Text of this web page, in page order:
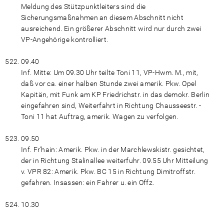
Meldung des Stützpunktleiters sind die
Sicherungsmaßnahmen an diesem Abschnitt nicht
ausreichend. Ein größerer Abschnitt wird nur durch zwei
VP-Angehörige kontrolliert.
09.40
Inf. Mitte: Um 09.30 Uhr teilte Toni 11, VP-Hwm. M., mit,
daß vor ca. einer halben Stunde zwei amerik. Pkw. Opel
Kapitän, mit Funk am KP Friedrichstr. in das demokr. Berlin
eingefahren sind, Weiterfahrt in Richtung Chausseestr. -
Toni 11 hat Auftrag, amerik. Wagen zu verfolgen.
09.50
Inf. Fr'hain: Amerik. Pkw. in der Marchlewskistr. gesichtet,
der in Richtung Stalinallee weiterfuhr. 09.55 Uhr Mitteilung
v. VPR 82: Amerik. Pkw. BC 15 in Richtung Dimitroffstr.
gefahren. Insassen: ein Fahrer u. ein Offz.
10.30